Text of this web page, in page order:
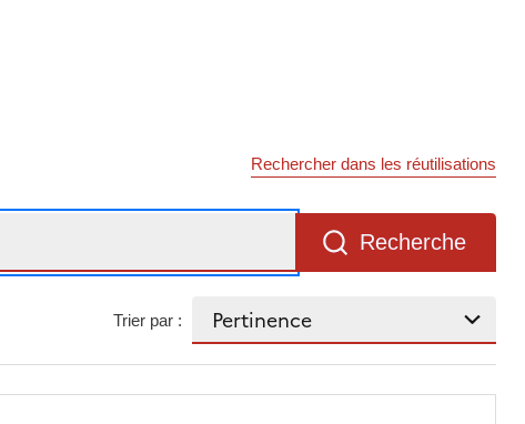
Rechercher dans les réutilisations
Recherche
Trier par :